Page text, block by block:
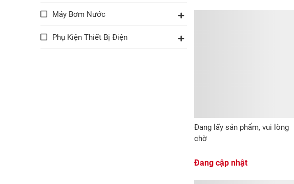
Máy Bơm Nước
Phụ Kiện Thiết Bị Điện
Đang lấy sản phẩm, vui lòng
chờ
Đang cập nhật